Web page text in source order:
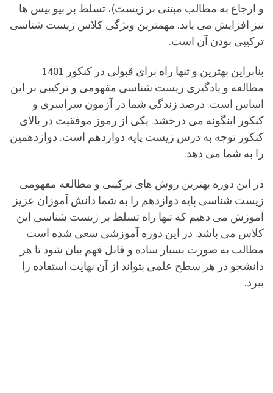
و ارجاع به مطالب مبتنی بر زیست)، تسلط بر بیو بیس ها
نیز افزایش می یابد. مهمترین ویژگی کلاس زیست شناسی
ترکیبی بودن آن است.
بنابراین بهترین و تنها راه برای قبولی در کنکور 1401
مطالعه و یادگیری زیست شناسی مفهومی و ترکیبی بر این
اساس است. درصد زندگی شما در آزمون سراسری و
کنکور اینگونه می درخشد. یکی از رموز موفقیت در بالای
کنکور توجه به درس زیست پایه دوازدهم است. دوازدهمین
را به شما می دهد.
در این دوره بهترین روش های ترکیبی و مطالعه مفهومی
زیست شناسی پایه دوازدهم را به شما دانش آموزان عزیز
آموزش می دهیم که تنها راه تسلط بر زیست شناسی این
کلاس می باشد. در این دوره آموزشی سعی شده است
مطالب به صورت بسیار ساده و قابل فهم بیان شود تا هر
دانشجو در هر سطح علمی بتواند از آن نهایت استفاده را
ببرد.